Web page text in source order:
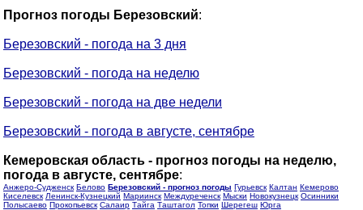
Прогноз погоды Березовский:
Березовский - погода на 3 дня
Березовский - погода на неделю
Березовский - погода на две недели
Березовский - погода в августе, сентябре
Кемеровская область - прогноз погоды на неделю,
погода в августе, сентябре:
Анжеро-Судженск Белово Березовский - прогноз погоды Гурьевск Калтан Кемерово
Киселевск Ленинск-Кузнецкий Мариинск Междуреченск Мыски Новокузнецк Осинники
Полысаево Прокопьевск Салаир Тайга Таштагол Топки Шерегеш Юрга